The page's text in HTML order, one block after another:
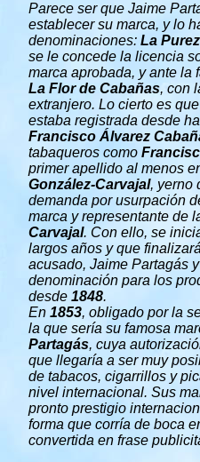
Parece ser que Jaime
establecer su marca, y lo
denominaciones: La
se le concede la licencia
marca aprobada, y ante la
La Flor de Cabañas, con
extranjero. Lo cierto es
estaba registrada desde
Francisco Álvarez
tabaqueros como
primer apellido al menos
González-Carvajal, yerno
demanda por usurpación
marca y representante de
Carvajal. Con ello, se
largos años y que
acusado, Jaime Partagás
denominación para los
desde 1848.
En 1853, obligado por la
la que sería su famosa
Partagás, cuya
que llegaría a ser muy
de tabacos, cigarrillos y
nivel internacional. Sus
pronto prestigio
forma que corría de boca
convertida en frase